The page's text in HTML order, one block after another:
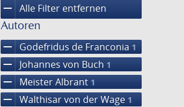
remove Alle Filter entfernen
Autoren
remove Godefridus de Franconia 1
remove Johannes von Buch 1
remove Meister Albrant 1
remove Walthisar von der Wage 1